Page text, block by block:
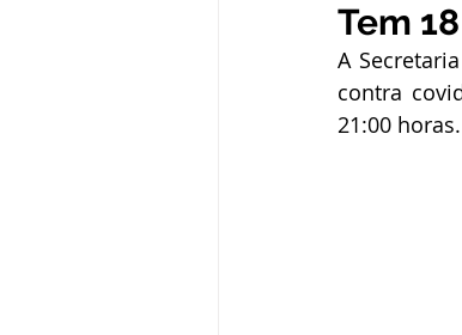
Administração e Finanças
Datas Comemorativas
Tem
A
contra
21:00